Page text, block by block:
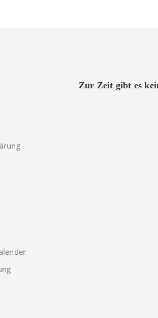
Zur Zeit gibt es